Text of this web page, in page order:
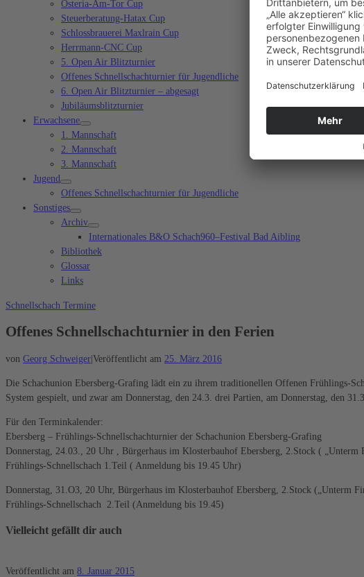
Osteria-Am-Tor Cup
Steuerberatung-Hatax Cup
Schlossbrauerei Maxlrain Cup
Herrmann-CNC Cup
5. Open Air Blitzturnier
Offenes Schnellschachturnier für Jugendliche
6. Open Air Blitzturnier – abgesagt
Jubiläumsblitzturnier
Erwachsene
1. Mannschaft
2. Mannschaft
3. Mannschaft
Jugend
Offenes Schnellschachturnier für Jugendliche
Sonstiges
Archiv
Internationales B&O Schach960–Festival Bad Aibling
Bibliothek
Glossar
Links
Schnellschach Termine
Offenes Schnellschachturnier in den Ferien
von Georg Schweiger|Veröffentlicht am 25. März 2016
Die Schachunion Ebersberg-Grafing lädt ein zu ihrem traditionellen Offenen Frühlings-
System gespielt, und zwar am Donnerstag, den 24.3. drei Partien, am Donnerstag, den
Für den Terminkalender:
Ebersberg – Frühlings-Schnellschachturnier der Schachunion Ebersberg-Grafing
Donnerstag, 24.03., 20 Uhr , Bürgerhaus im Klosterbauhof Ebersberg, 2.Stock ( „Unterm
Frühlings-Schnellschach 1.Teil ( Anmeldung bis 19.45 Uhr)
Donnerstag, 31.O3, 20 Uhr, Bürgerhaus im Klosterbauhof Ebersberg, 2.Stock („Unterm
Frühlings-Schnellschach 2.Teil (Anmeldung bis 19.45)
Vielleicht gefällt dir auch
Veröffentlicht am 8. Januar 2015